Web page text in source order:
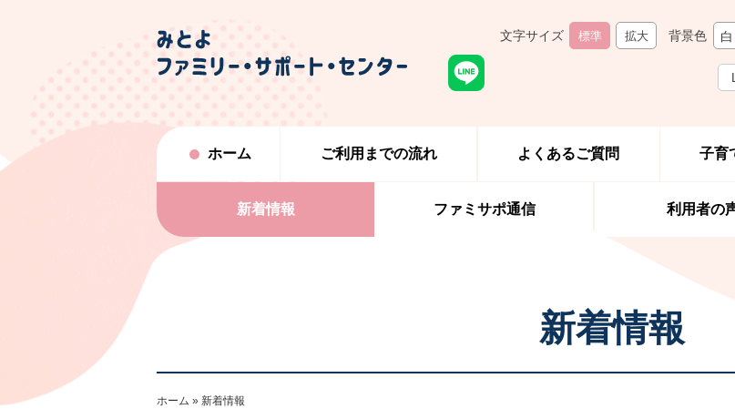
文字サイズ 標準 拡大 背景色 白
ホーム ご利用までの流れ よくあるご質問 子育
新着情報 ファミサポ通信 利用者の
新着情報
ホーム 新着情報